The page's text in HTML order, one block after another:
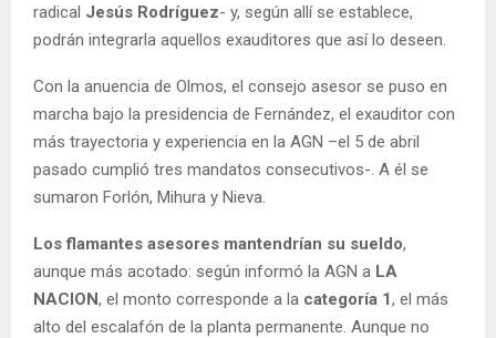
radical Jesús Rodríguez- y, según allí se establece,
podrán integrarla aquellos exauditores que así lo deseen.
Con la anuencia de Olmos, el consejo asesor se puso en
marcha bajo la presidencia de Fernández, el exauditor con
más trayectoria y experiencia en la AGN –el 5 de abril
pasado cumplió tres mandatos consecutivos-. A él se
sumaron Forlón, Mihura y Nieva.
Los flamantes asesores mantendrían su sueldo,
aunque más acotado: según informó la AGN a LA
NACION, el monto corresponde a la categoría 1, el más
alto del escalafón de la planta permanente. Aunque no